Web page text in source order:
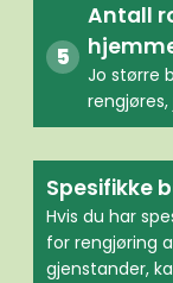
Antall
Jo større
Spesifikke
Hvis du har
for rengjøring
gjenstander,